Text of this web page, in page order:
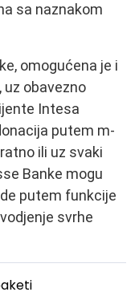
sa naznakom
omogućena je i
uz obavezno
Intesa
putem m-
ili uz svaki
Banke mogu
putem funkcije
svrhe